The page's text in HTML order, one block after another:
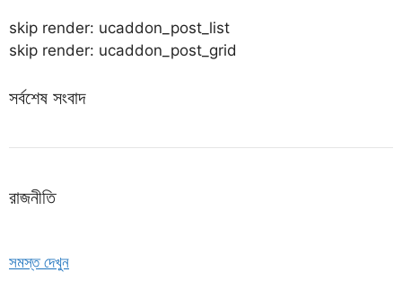
skip render: ucaddon_post_list
skip render: ucaddon_post_grid
সর্বশেষ সংবাদ
রাজনীতি
সমস্ত দেখুন